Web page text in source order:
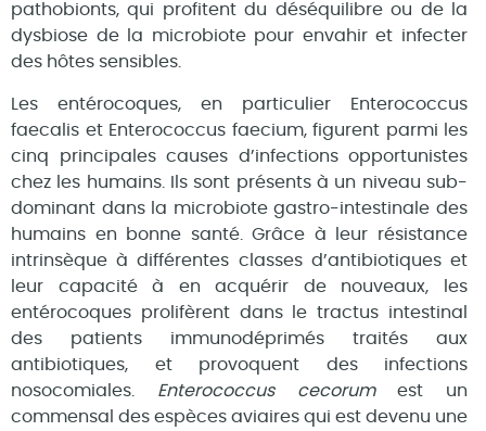
pathobionts, qui profitent du déséquilibre ou de la
dysbiose de la microbiote pour envahir et infecter
des hôtes sensibles.
Les entérocoques, en particulier Enterococcus
faecalis et Enterococcus faecium, figurent parmi les
cinq principales causes d’infections opportunistes
chez les humains. Ils sont présents à un niveau sub-
dominant dans la microbiote gastro-intestinale des
humains en bonne santé. Grâce à leur résistance
intrinsèque à différentes classes d’antibiotiques et
leur capacité à en acquérir de nouveaux, les
entérocoques prolifèrent dans le tractus intestinal
des patients immunodéprimés traités aux
antibiotiques, et provoquent des infections
nosocomiales. Enterococcus cecorumest un
commensal des espèces aviaires qui est devenu une